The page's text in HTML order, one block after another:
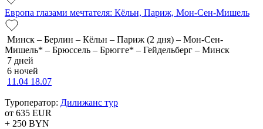
Европа глазами мечтателя: Кёльн, Париж, Мон-Сен-Мишель
Минск – Берлин – Кёльн – Париж (2 дня) – Мон-Сен-
Мишель* – Брюссель – Брюгге* – Гейдельберг – Минск
7 дней
6 ночей
11.04 18.07
Туроператор: Дилижанс тур
от 635 EUR
+ 250 BYN